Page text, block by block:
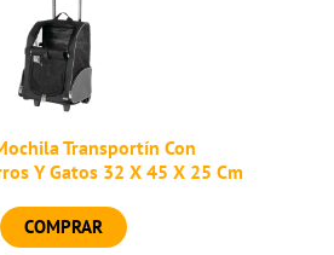
Transportín Con
Y Gatos 32 X 45 X 25 Cm
COMPRAR